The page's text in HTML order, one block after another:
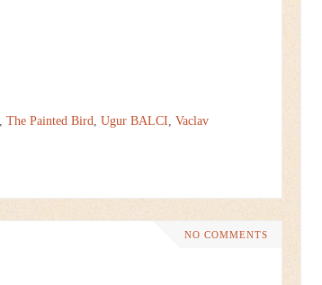
The Painted Bird Ugur BALCI Vaclav
NO COMMENTS